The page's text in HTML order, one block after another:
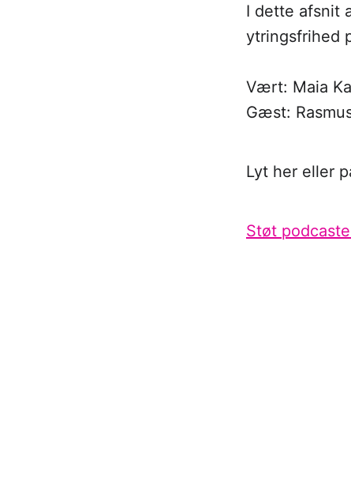
I dette afsnit
ytringsfrihed
Vært: Maia
Gæst:
Lyt her eller
Støt